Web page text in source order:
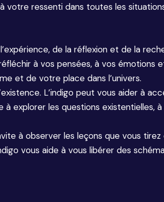
ressenti dans toutes les
de la réflexion et de la
à vos pensées, à vos émotions
et de votre place dans l’univers.
L’indigo peut vous aider à
à explorer les questions existentielles,
à observer les leçons que vous
vous aide à vous libérer des